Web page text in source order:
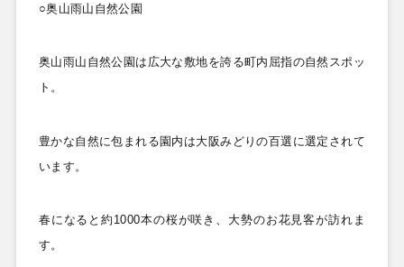
○奥山雨山自然公園
奥山雨山自然公園は広大な敷地を誇る町内屈指の自然スポッ
ト。
豊かな自然に包まれる園内は大阪みどりの百選に選定されて
います。
春になると約1000本の桜が咲き、大勢のお花見客が訪れま
す。